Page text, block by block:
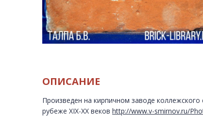
ОПИСАНИЕ
Произведен на кирпичном заводе коллежского
рубеже XIX-XX веков http://www.v-smirnov.ru/